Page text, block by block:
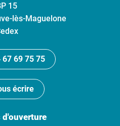
15
lès-Maguelone
67 69 75 75
écrire
d'ouverture